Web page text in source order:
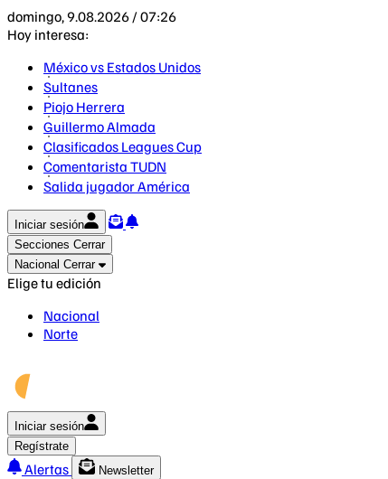
domingo, 9.08.2026 / 07:26
Hoy interesa:
México vs Estados Unidos
Sultanes
Piojo Herrera
Guillermo Almada
Clasificados Leagues Cup
Comentarista TUDN
Salida jugador América
Iniciar sesión
Secciones Cerrar
Nacional Cerrar
Elige tu edición
Nacional
Norte
Iniciar sesión
Regístrate
Alertas
Newsletter